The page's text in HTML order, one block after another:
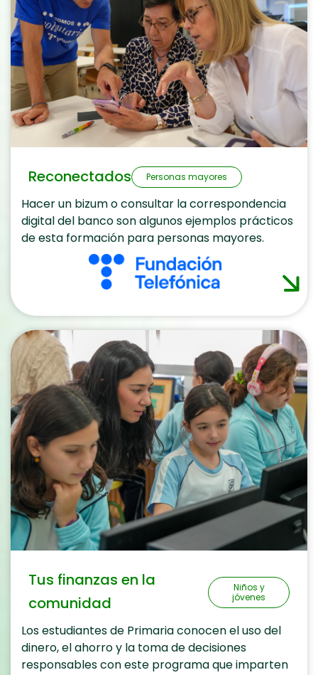
Reconectados Personas mayores
Hacer un bizum o consultar la correspondencia
digital del banco son algunos ejemplos prácticos
de esta formación para personas mayores.
Tus finanzas en la
comunidad
Niños y
jóvenes
Los estudiantes de Primaria conocen el uso del
dinero, el ahorro y la toma de decisiones
responsables con este programa que imparten